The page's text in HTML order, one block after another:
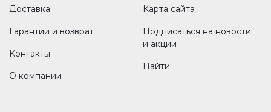
Доставка
Гарантии и возврат
Контакты
О компании
Карта сайта
Подписаться на новости
и акции
Найти